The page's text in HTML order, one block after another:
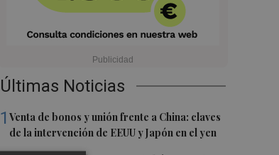
Últimas Noticias
1Venta de bonos y unión frente a China: claves
de la intervención de EEUU y Japón en el yen